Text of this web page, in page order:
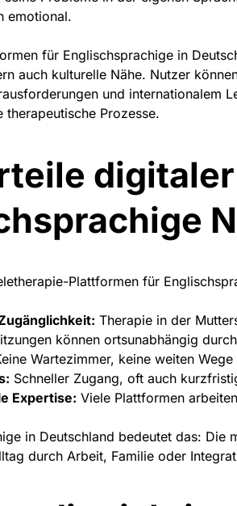
emotional.
für Englischsprachige in
auch kulturelle Nähe. Nutzer
und internationalem
Prozesse.
Plattformen für
Therapie in der
können ortsunabhängig
Wartezimmer, keine weiten
Schneller Zugang, oft auch
Expertise: Viele Plattformen
in Deutschland bedeutet das:
durch Arbeit, Familie oder